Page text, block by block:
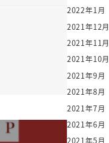
2022年1月
2021年12月
2021年11月
2021年10月
2021年9月
2021年8月
2021年7月
2021年6月
2021年5月